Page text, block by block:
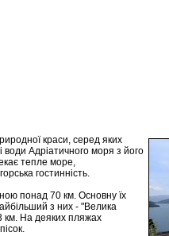
краси, серед яких
води Адріатичного моря з його
тепле море,
гостинність.
понад 70 км. Основну їх
з них - "Велика
км. На деяких пляжах